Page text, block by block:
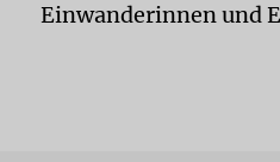
Einwanderinnen und